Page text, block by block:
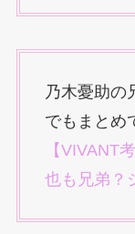
乃木憂助の
でもまとめ
【VIVANT
也も兄弟？